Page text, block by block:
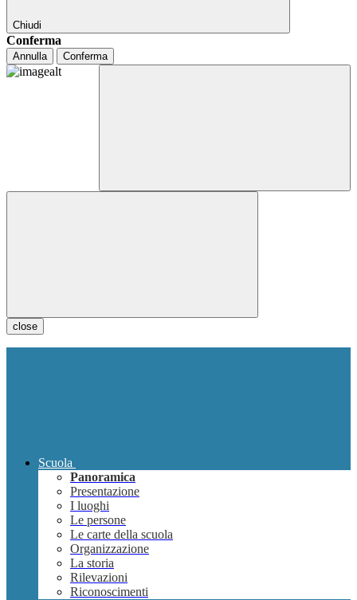
Chiudi
Conferma
Annulla Conferma
close
Scuola
Panoramica
Presentazione
I luoghi
Le persone
Le carte della scuola
Organizzazione
La storia
Rilevazioni
Riconoscimenti